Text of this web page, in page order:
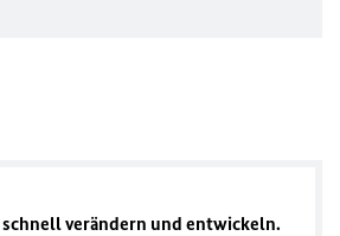
schnell verändern und entwickeln.